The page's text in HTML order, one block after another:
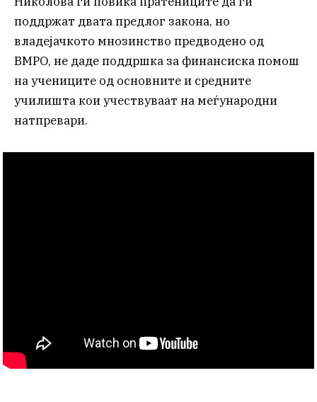
поддржат двата предлог закона, но
владејачкото мнозинство предводено од
ВМРО, не даде поддршка за финансиска помош
на учениците од основните и средните
училишта кои учествуваат на меѓународни
натпревари.